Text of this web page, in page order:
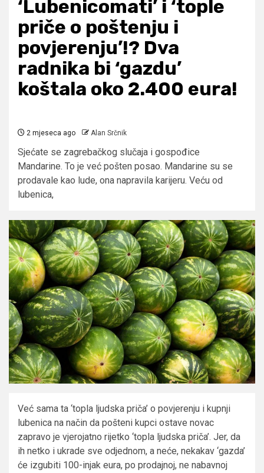
‘Lubenicomati’ i ‘tople
priče o poštenju i
povjerenju’!? Dva
radnika bi ‘gazdu’
koštala oko 2.400 eura!
2 mjeseca ago Alan Srčnik
Sjećate se zagrebačkog slučaja i gospođice
Mandarine. To je već pošten posao. Mandarine su se
prodavale kao lude, ona napravila karijeru. Veću od
lubenica,
Već sama ta ‘topla ljudska priča’ o povjerenju i kupnji
lubenica na način da pošteni kupci ostave novac
zapravo je vjerojatno rijetko ‘topla ljudska priča’. Jer, da
ih netko i ukrade sve odjednom, a neće, nekakav ‘gazda’
će izgubiti 100-injak eura, po prodajnoj, ne nabavnoj